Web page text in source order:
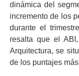
dinámica del
incremento de los
durante el
resalta que el
Arquitectura, se
de los puntajes